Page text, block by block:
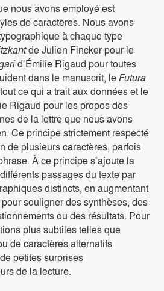
nous avons employé est
de caractères. Nous avons
à chaque type
de Julien Fincker pour le
d’Émilie Rigaud pour toutes
dans le manuscrit, leFutura
ce qui a trait aux données et le
Rigaud pour les propos des
de la lettre que nous avons
Ce principe strictement respecté
de plusieurs caractères, parfois
À ce principe s’ajoute la
passages du texte par
distincts, en augmentant
souligner des synthèses, des
ou des résultats. Pour
plus subtiles telles que
de caractères alternatifs
petites surprises
de la lecture.